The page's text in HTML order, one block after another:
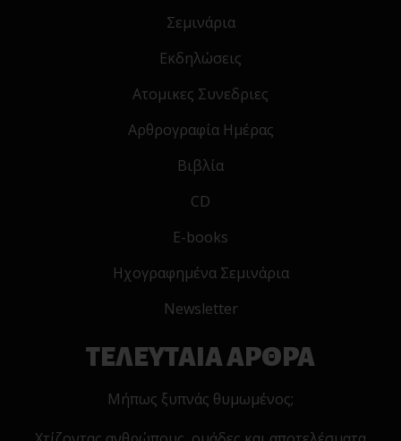
Σεμινάρια
Εκδηλώσεις
Ατομικες Συνεδριες
Αρθρογραφία Ημέρας
Βιβλία
CD
E-books
Ηχογραφημένα Σεμινάρια
Newsletter
ΤΕΛΕΥΤΑΙΑ ΑΡΘΡΑ
Μήπως ξυπνάς θυμωμένος;